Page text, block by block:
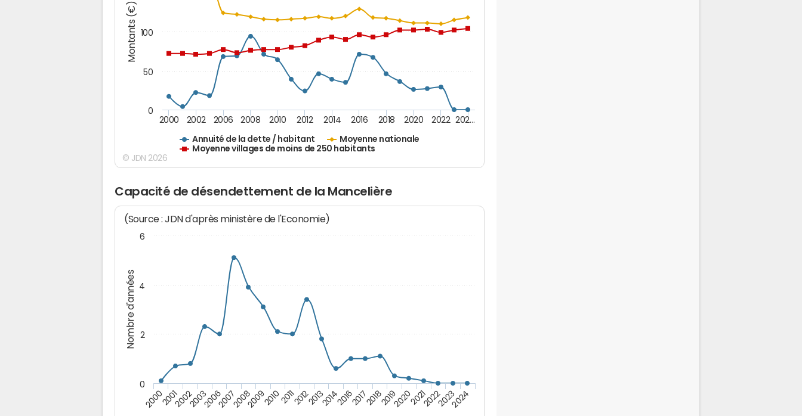
Montants (€)
Annuité de la dette / habitant
Moyenne nationale
Moyenne villages de moins de 250 habitants
2000 2002 2006 2008 2010 2012 2014 2016 2018 2020 2022 202…
0
50
100
© JDN 2026
Capacité de désendettement de la Mancelière
Nombre d'années
(Source : JDN d'après ministère de l'Economie)
2000200120022003200620072008200920102011201220132014201620172018201920202021202220232024
0
2
4
6